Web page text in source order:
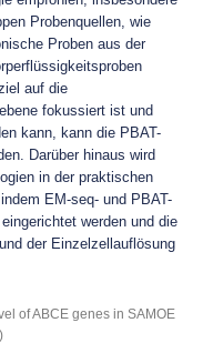
Probenquellen, wie
Proben aus der
auf die
fokussiert ist und
kann, kann die PBAT-
Darüber hinaus wird
in der praktischen
EM-seq- und PBAT-
werden und die
der Einzelzellauflösung